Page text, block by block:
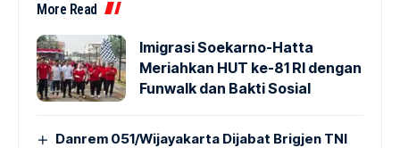
More Read
Imigrasi Soekarno-Hatta
Meriahkan HUT ke-81 RI dengan
Funwalk dan Bakti Sosial
Danrem 051/Wijayakarta Dijabat Brigjen TNI